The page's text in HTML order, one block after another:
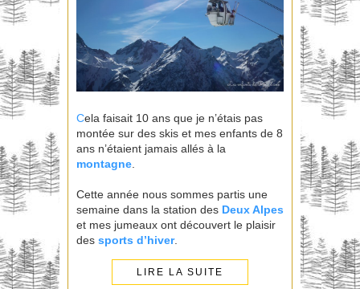
Cela faisait 10 ans que je n’étais pas
montée sur des skis et mes enfants de 8
ans n’étaient jamais allés à la
montagne
Cette année nous sommes partis une
semaine dans la station des Deux Alpes
et mes jumeaux ont découvert le plaisir
des sports d’hiver.
LIRE LA SUITE